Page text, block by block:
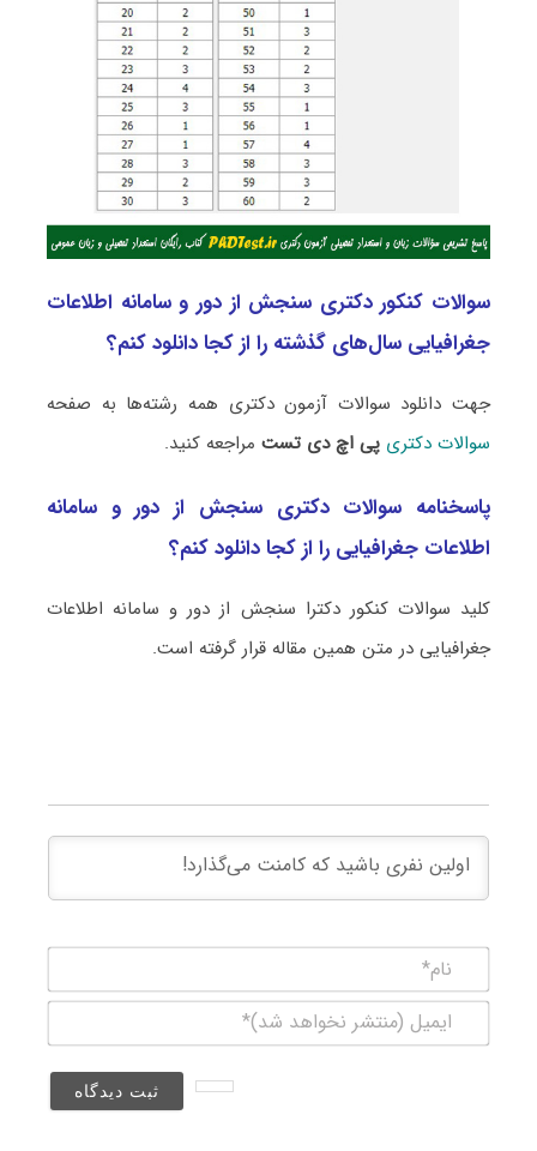
سوالات کنکور دکتری سنجش از دور و سامانه اطلاعات
جغرافیایی سال‌های گذشته را از کجا دانلود کنم؟
جهت دانلود سوالات آزمون دکتری همه رشته‌ها به صفحه
سوالات دکتری پی اچ دی تستمراجعه کنید.
پاسخنامه سوالات دکتری سنجش از دور و سامانه
اطلاعات جغرافیایی را از کجا دانلود کنم؟
کلید سوالات کنکور دکترا سنجش از دور و سامانه اطلاعات
جغرافیایی در متن همین مقاله قرار گرفته است.
(منتشر